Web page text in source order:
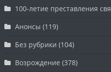
100-летие преставления
Анонсы (119)
Без рубрики (104)
Возрождение (378)